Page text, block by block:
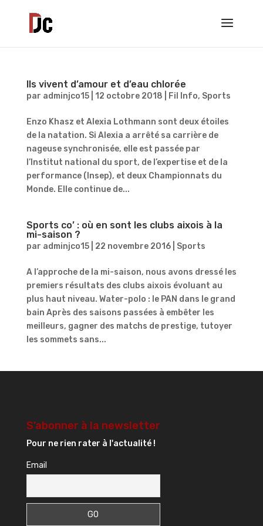
Ils vivent d’amour et d’eau chlorée
par adminjco15| 12 octobre 2018 Fil Info, Sports
Enzo Khasz et Alexia Lothmann sont deux étoiles
de la natation. Si Alexia a arrêté sa carrière de
nageuse synchronisée, elle est passée par
l’Institut national du sport, de l’expertise et de la
performance (Insep), et deux Championnats du
Monde. Elle continue de...
Sports co’ : où en sont les clubs aixois à la
mi-saison ?
par adminjco15| 22 novembre 2016| Sports
A l’approche de la mi-saison, nous avons dressé les
premiers résultats des clubs aixois évoluant au
plus haut niveau. Water-polo : le PAN dans le grand
bain Après des saisons passées à embêter les
meilleurs, gagner des matchs de prestige, tutoyer
les sommets sans...
S’abonner à la newsletter
Pour ne rien rater à l'actualité !
Email